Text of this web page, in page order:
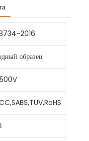
2016
образец